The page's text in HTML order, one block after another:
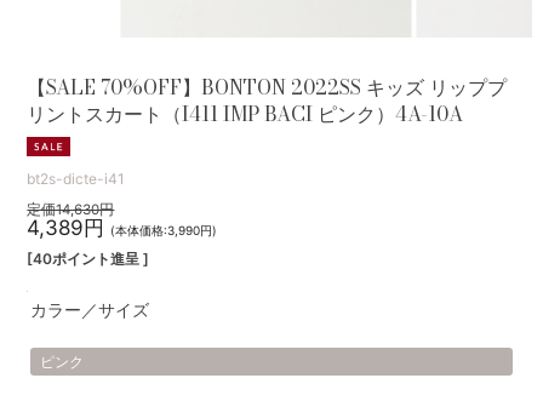
【SALE 70%OFF】BONTON 2022SS キッズ リッププ
リントスカート（I411 IMP BACI ピンク）4A-10A
bt2s-dicte-i41
定価14,630円
4,389円 (本体価格:3,990円)
[40ポイント進呈 ]
カラー／サイズ
ピンク